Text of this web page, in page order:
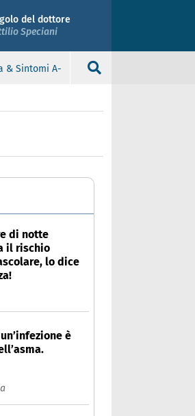
del dottore
Speciani
& Sintomi A-
di notte
il rischio
lo dice
è